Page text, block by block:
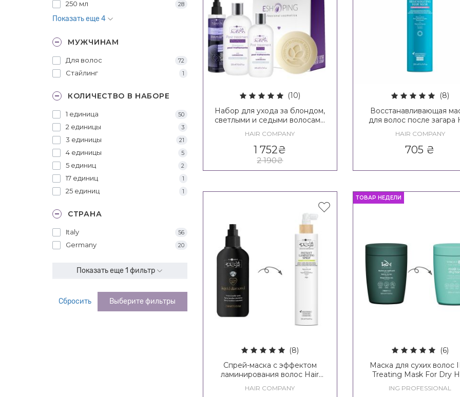
250 мл 28
Показать еще 4
МУЖЧИНАМ
Для волос 72
Стайлинг 1
КОЛИЧЕСТВО В НАБОРЕ
1 единица 50
2 единицы 3
3 единицы 21
4 единицы 5
5 единиц 2
17 единиц 1
25 единиц 1
СТРАНА
Italy 56
Germany 20
Показать еще 1 фильтр
Сбросить Выберите фильтры
(10)
Набор для ухода за блондом,
светлыми и седыми волосами
Blonde Post Treatment Kit
HAIR COMPANY
1 752₴
2 190₴
(8)
Восстанавливающая
для волос после загара
Regenerating Hair
HAIR COMPANY
705 ₴
(8)
Спрей-маска с эффектом
ламинирования волос Hair
Liquid Diamond Instant
HAIR COMPANY
ТОВАР НЕДЕЛИ
(6)
Маска для сухих волос
Treating Mask For Dry
ING PROFESSIONAL